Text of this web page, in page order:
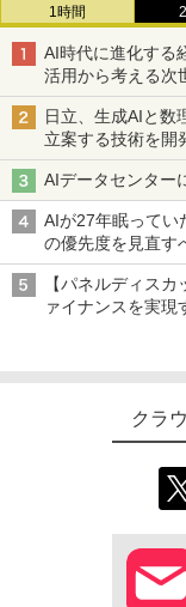
1時間
AI時代に進化する
活用から考える次
日立、生成AIと数
立案する技術を開
AIデータセンター
AIが27年眠って
の優先度を見直す
【パネルディス
ァイナンスを実現
クラ